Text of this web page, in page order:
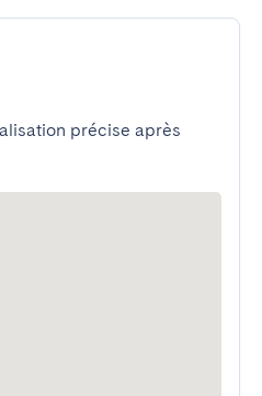
précise après